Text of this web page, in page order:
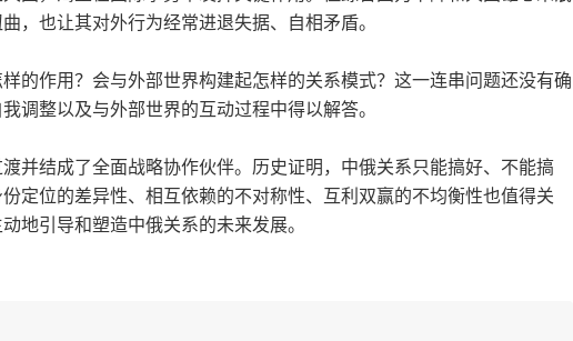
，也让其对外行为经常进退失据、自相矛盾。
的作用？会与外部世界构建起怎样的关系模式？这一连串问题还没有确
调整以及与外部世界的互动过程中得以解答。
并结成了全面战略协作伙伴。历史证明，中俄关系只能搞好、不能搞
定位的差异性、相互依赖的不对称性、互利双赢的不均衡性也值得关
地引导和塑造中俄关系的未来发展。